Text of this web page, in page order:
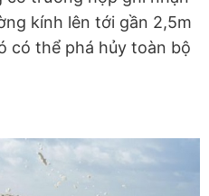
kính lên tới gần 2,5m
có thể phá hủy toàn bộ